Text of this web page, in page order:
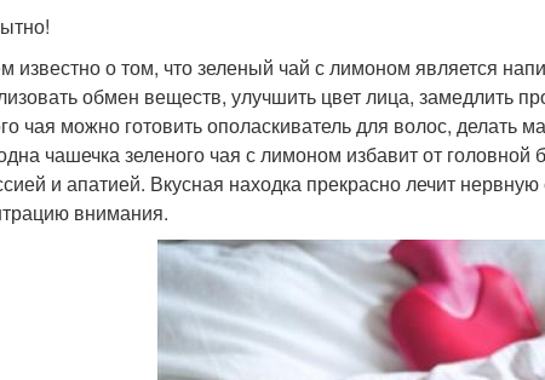
известно о том, что зеленый чай с лимоном является
обмен веществ, улучшить цвет лица, замедлить
чая можно готовить ополаскиватель для волос, делать
чашечка зеленого чая с лимоном избавит от головной
и апатией. Вкусная находка прекрасно лечит
внимания.